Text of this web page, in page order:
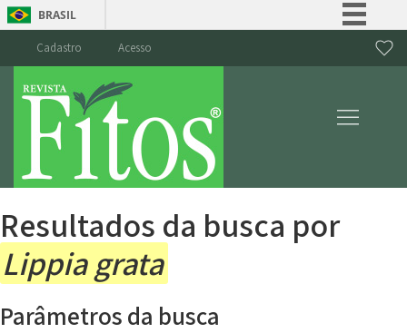
BRASIL
Canais
Cadastro Acesso
Resultados da busca por
Lippia grata
Parâmetros da busca